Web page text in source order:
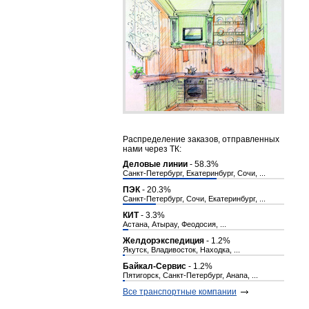
Распределение заказов, отправленных
нами через ТК:
Деловые линии - 58.3%
Санкт-Петербург, Екатеринбург, Сочи, ...
ПЭК- 20.3%
Санкт-Петербург, Сочи, Екатеринбург, ...
КИТ- 3.3%
Астана, Атырау, Феодосия, ...
Желдорэкспедиция - 1.2%
Якутск, Владивосток, Находка, ...
Байкал-Сервис - 1.2%
Пятигорск, Санкт-Петербург, Анапа, ...
Все транспортные компании